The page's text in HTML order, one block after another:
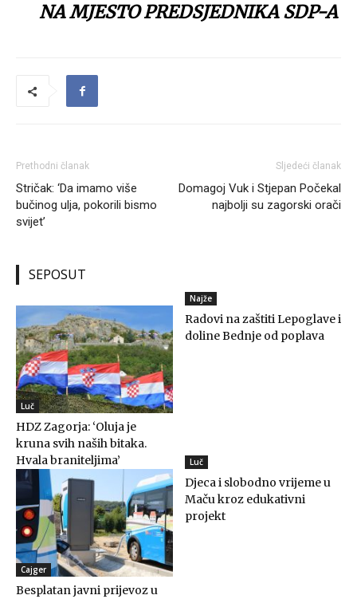
NA MJESTO PREDSJEDNIKA SDP-A
Prethodni članak
Stričak: ‘Da imamo više
bučinog ulja, pokorili bismo
svijet’
Sljedeći članak
Domagoj Vuk i Stjepan Počekal
najbolji su zagorski orači
SEPOSUT
Luč
HDZ Zagorja: ‘Oluja je
kruna svih naših bitaka.
Hvala braniteljima’
Najže
Radovi na zaštiti Lepoglave i
doline Bednje od poplava
Cajger
Besplatan javni prijevoz u
Luč
Djeca i slobodno vrijeme u
Maču kroz edukativni
projekt